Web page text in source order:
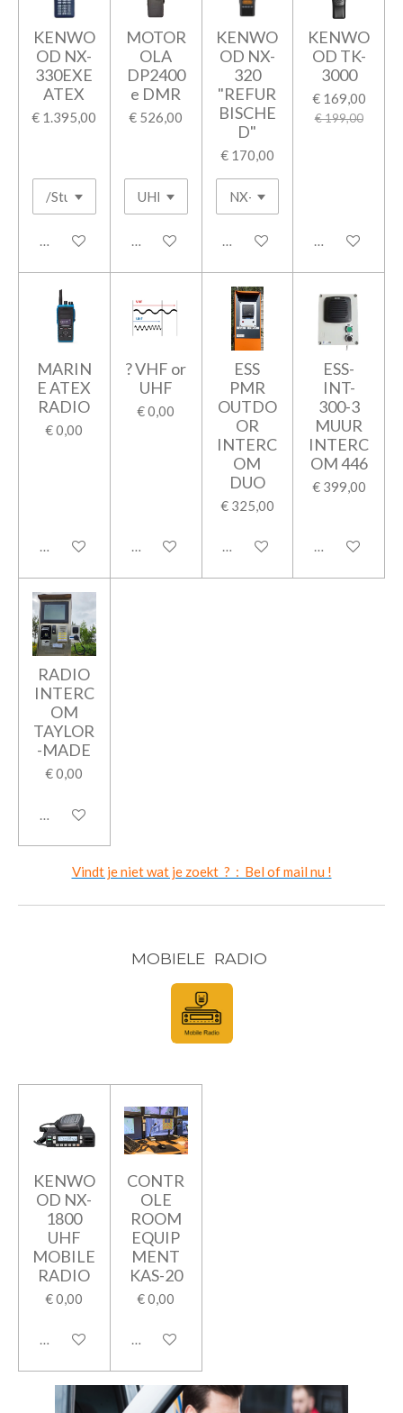
KENWO
OD NX-
330EXE
ATEX
€ 1.395,00
In winkelwagen
MOTOR
OLA
DP2400
e DMR
€ 526,00
In winkelwagen
KENWO
OD NX-
320
"REFUR
BISCHE
D"
€ 170,00
In winkelwagen
KENWO
OD TK-
3000
€ 169,00
€ 199,00
In
MARIN
E ATEX
RADIO
€ 0,00
In winkelwagen
? VHF or
UHF
€ 0,00
In winkelwagen
ESS
PMR
OUTDO
OR
INTERC
OM
DUO
€ 325,00
In winkelwagen
ESS-
INT-
300-3
MUUR
INTERC
OM 446
€ 399,00
In
RADIO
INTERC
OM
TAYLOR
-MADE
€ 0,00
In winkelwagen
Vindt je niet wat je zoekt ? : Bel of mail nu !
MOBIELE RADIO
KENWO
OD NX-
1800
UHF
MOBILE
RADIO
€ 0,00
In winkelwagen
CONTR
OLE
ROOM
EQUIP
MENT
KAS-20
€ 0,00
In winkelwagen